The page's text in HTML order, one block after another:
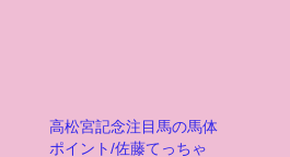
高松宮記念注目馬の馬体
ポイント/佐藤てっちゃ